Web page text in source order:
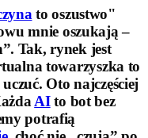
to oszustwo"
mnie oszukają –
Tak, rynek jest
towarzyszka to
Oto najczęściej
AIto bot bez
potrafią